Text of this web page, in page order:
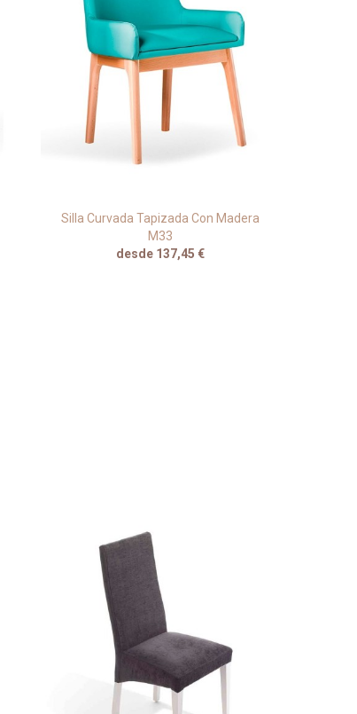
Silla Curvada Tapizada Con Madera
M33
desde 137,45 €